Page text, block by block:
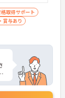
取得サポート
賞与あり